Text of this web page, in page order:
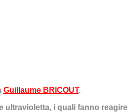
Guillaume BRICOUT.
ultravioletta, i quali fanno reagire